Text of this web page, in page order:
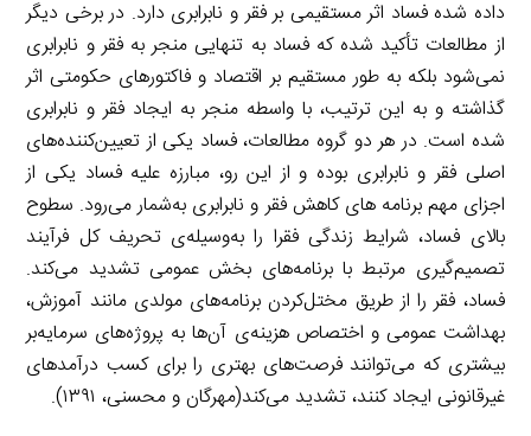
داده شده فساد اثر مستقیمی بر فقر و نابرابری دارد. در برخی دیگر
از مطالعات تأکید شده که فساد به تنهایی منجر به فقر و نابرابری
نمی‌شود بلکه به طور مستقیم بر اقتصاد و فاکتورهای حکومتی اثر
گذاشته و به این ترتیب، با واسطه منجر به ایجاد فقر و نابرابری
شده است. در هر دو گروه مطالعات، فساد یکی از تعیین‌کننده‌های
اصلی فقر و نابرابری بوده و از این رو، مبارزه علیه فساد یکی از
اجزای مهم برنامه های کاهش فقر و نابرابری به‌شمار می‌رود. سطوح
بالای فساد، شرایط زندگی فقرا را به‌وسیله‌ی تحریف کل فرآیند
تصمیم‌گیری مرتبط با برنامه‌های بخش عمومی تشدید می‌کند.
فساد، فقر را از طریق مختل‌کردن برنامه‌های مولدی مانند آموزش،
بهداشت عمومی و اختصاص هزینه‌ی آن‌ها به پروژه‌های سرمایه‌بر
بیشتری که می‌توانند فرصت‌های بهتری را برای کسب درآمدهای
غیرقانونی ایجاد کنند، تشدید می‌کند(مهرگان و محسنی، ۱۳۹۱).